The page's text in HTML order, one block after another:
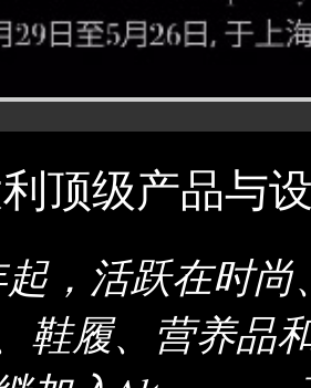
顶级产品与
起，活跃在时
鞋履、营养品